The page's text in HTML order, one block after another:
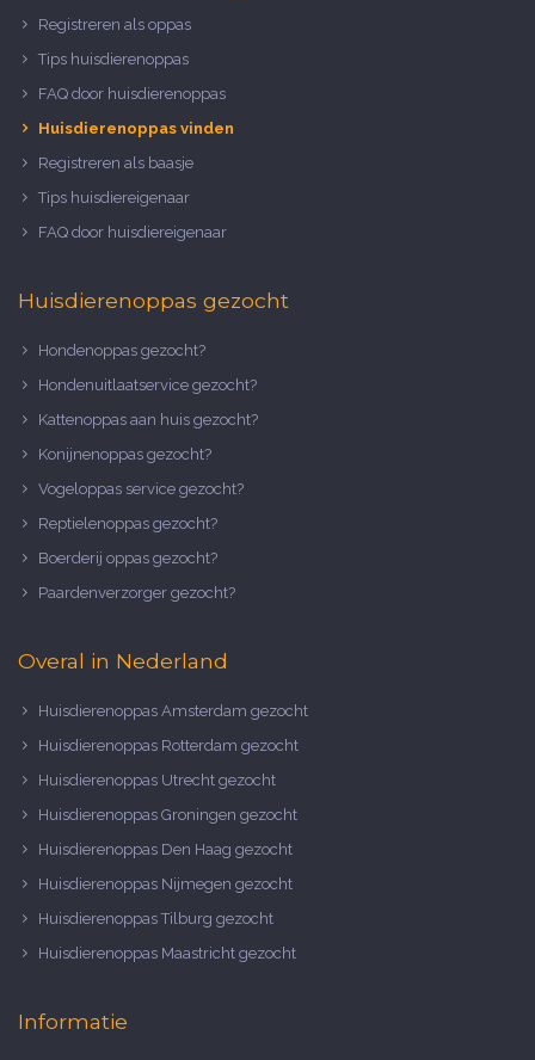
Registreren als oppas
Tips huisdierenoppas
FAQ door huisdierenoppas
Huisdierenoppas vinden
Registreren als baasje
Tips huisdiereigenaar
FAQ door huisdiereigenaar
Huisdierenoppas gezocht
Hondenoppas gezocht?
Hondenuitlaatservice gezocht?
Kattenoppas aan huis gezocht?
Konijnenoppas gezocht?
Vogeloppas service gezocht?
Reptielenoppas gezocht?
Boerderij oppas gezocht?
Paardenverzorger gezocht?
Overal in Nederland
Huisdierenoppas Amsterdam gezocht
Huisdierenoppas Rotterdam gezocht
Huisdierenoppas Utrecht gezocht
Huisdierenoppas Groningen gezocht
Huisdierenoppas Den Haag gezocht
Huisdierenoppas Nijmegen gezocht
Huisdierenoppas Tilburg gezocht
Huisdierenoppas Maastricht gezocht
Informatie